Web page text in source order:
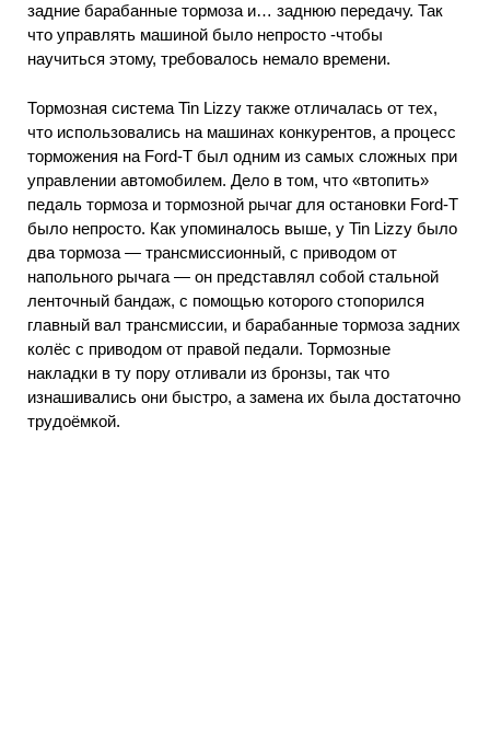
задние барабанные тормоза и… заднюю передачу. Так
что управлять машиной было непросто -чтобы
научиться этому, требовалось немало времени.
Тормозная система Tin Lizzy также отличалась от тех,
что использовались на машинах конкурентов, а процесс
торможения на Ford-T был одним из самых сложных при
управлении автомобилем. Дело в том, что «втопить»
педаль тормоза и тормозной рычаг для остановки Ford-T
было непросто. Как упоминалось выше, у Tin Lizzy было
два тормоза — трансмиссионный, с приводом от
напольного рычага — он представлял собой стальной
ленточный бандаж, с помощью которого стопорился
главный вал трансмиссии, и барабанные тормоза задних
колёс с приводом от правой педали. Тормозные
накладки в ту пору отливали из бронзы, так что
изнашивались они быстро, а замена их была достаточно
трудоёмкой.